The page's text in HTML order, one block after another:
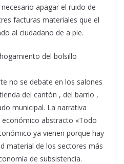
apagar el ruido de
facturas materiales que el
al ciudadano de a pie.
del bolsillo
no se debate en los salones
del cantón , del barrio ,
municipal. La narrativa
abstracto «Todo
ya vienen porque hay
material de los sectores más
de subsistencia.